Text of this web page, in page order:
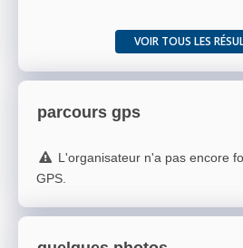
VOIR TOUS LES
parcours gps
L'organisateur n'a pas encore
GPS.